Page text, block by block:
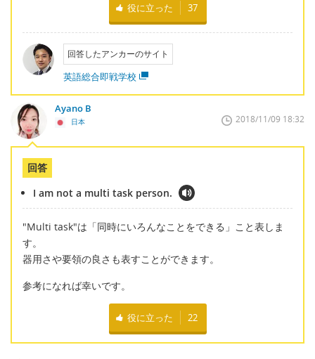
役に立った 37
回答したアンカーのサイト
英語総合即戦学校
Ayano B
日本 2018/11/09 18:32
回答
I am not a multi task person.
"Multi task"は「同時にいろんなことをできる」こと表しま
す。
器用さや要領の良さも表すことができます。
参考になれば幸いです。
役に立った 22